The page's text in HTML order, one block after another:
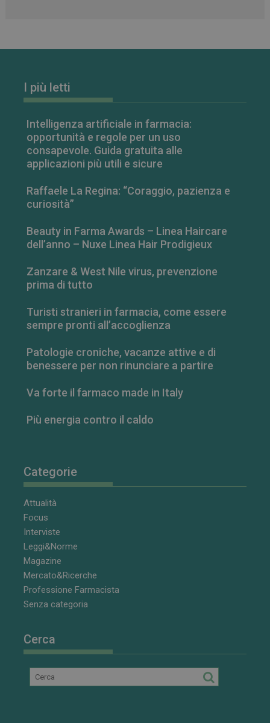
I più letti
Intelligenza artificiale in farmacia:
opportunità e regole per un uso
consapevole. Guida gratuita alle
applicazioni più utili e sicure
Raffaele La Regina: “Coraggio, pazienza e
curiosità”
Beauty in Farma Awards – Linea Haircare
dell’anno – Nuxe Linea Hair Prodigieux
Zanzare & West Nile virus, prevenzione
prima di tutto
Turisti stranieri in farmacia, come essere
sempre pronti all’accoglienza
Patologie croniche, vacanze attive e di
benessere per non rinunciare a partire
Va forte il farmaco made in Italy
Più energia contro il caldo
Categorie
Attualità
Focus
Interviste
Leggi&Norme
Magazine
Mercato&Ricerche
Professione Farmacista
Senza categoria
Cerca
protette del sito. Il sito web non è in grado di
NOME
PHPSESSID
PHP.net
Sessione
_ga_RV9MB13F2Q .farmamese.it
_ga